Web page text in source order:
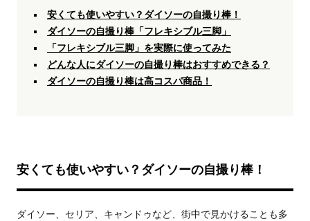
安くても使いやすい？ダイソーの自撮り棒！
ダイソーの自撮り棒「フレキシブル三脚」
「フレキシブル三脚」を実際に使ってみた
どんな人にダイソーの自撮り棒はおすすめできる？
ダイソーの自撮り棒は高コスパ商品！
安くても使いやすい？ダイソーの自撮り棒！
ダイソー、セリア、キャンドゥなど、街中で見かけることも多